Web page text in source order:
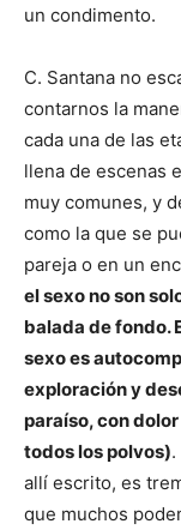
un condimento.
C. Santana no
contarnos la
cada una de las
llena de escenas
muy comunes, y
como la que se
pareja o en un
el sexo no son
balada de fondo.
sexo es
exploración y
paraíso, con
todos los polvos)
allí escrito, es
que muchos